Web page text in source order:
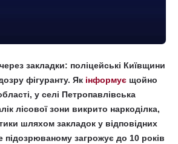
закладки: поліцейські Київщини
фігуранту. Як інформує щойно
у селі Петропавлівська
лісової зони викрито наркоділка,
шляхом закладок у відповідних
підозрюваному загрожує до 10 років